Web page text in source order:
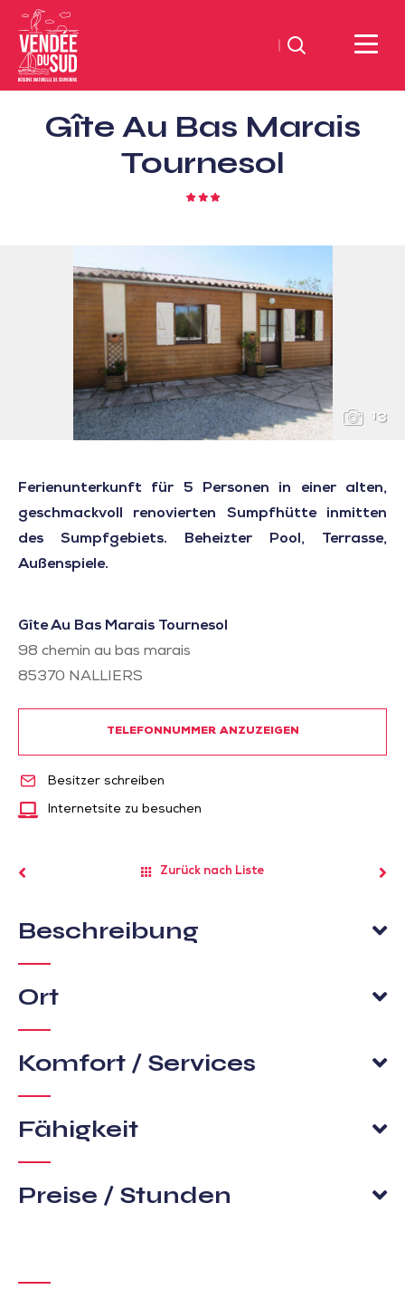
Sud
Vendée
Suchen
Gîte Au Bas Marais
Tournesol
3
13
Ferienunterkunft für 5 Personen in einer alten,
geschmackvoll renovierten Sumpfhütte inmitten
des Sumpfgebiets. Beheizter Pool, Terrasse,
Außenspiele.
Gîte Au Bas Marais Tournesol
98 chemin au bas marais
85370 NALLIERS
TELEFONNUMMER ANZUZEIGEN
Besitzer schreiben
Internetsite zu besuchen
Zurück nach Liste
Beschreibung
Ort
Komfort / Services
Fähigkeit
Preise / Stunden